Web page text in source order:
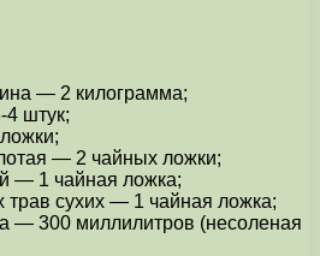
— 2 килограмма;
штук;
— 2 чайных ложки;
— 1 чайная ложка;
трав сухих — 1 чайная ложка;
— 300 миллилитров (несоленая